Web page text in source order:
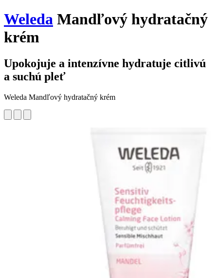
Weleda Mandľový hydratačný
krém
Upokojuje a intenzívne hydratuje citlivú
a suchú pleť
Weleda Mandľový hydratačný krém